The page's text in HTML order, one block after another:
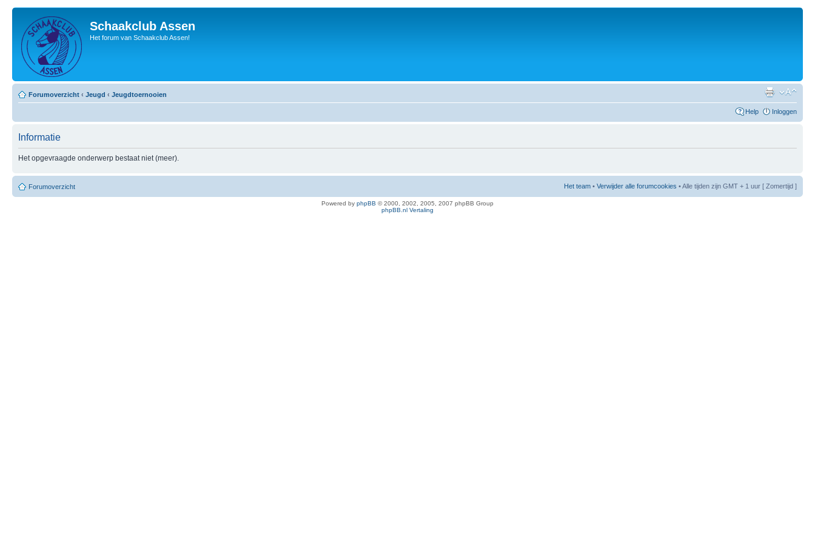
Schaakclub Assen
Het forum van Schaakclub Assen!
Forumoverzicht ‹ Jeugd ‹ Jeugdtoernooien
Help Inloggen
Informatie
Het opgevraagde onderwerp bestaat niet (meer).
Forumoverzicht Het team • Verwijder alle forumcookies • Alle tijden zijn GMT + 1 uur [ Zomertijd ]
Powered by phpBB © 2000, 2002, 2005, 2007 phpBB Group
phpBB.nl Vertaling